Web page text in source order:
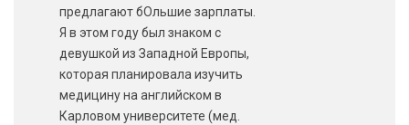
предлагают бОльшие зарплаты.
Я в этом году был знаком с
девушкой из Западной Европы,
которая планировала изучить
медицину на английском в
Карловом университете (мед.